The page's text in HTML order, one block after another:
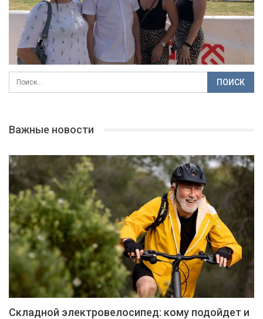
Важные новости
Складной электровелосипед: кому подойдет и